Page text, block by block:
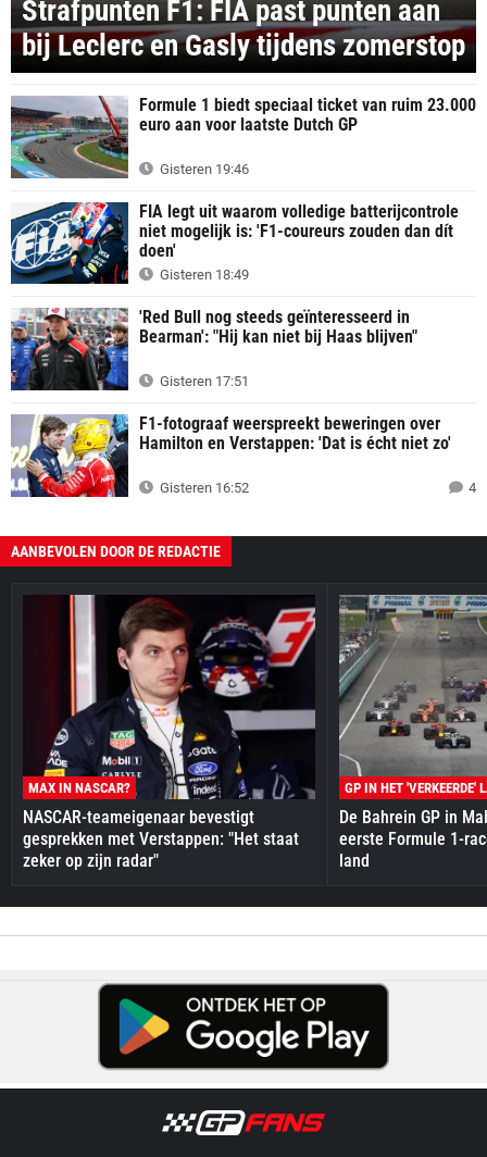
Strafpunten F1: FIA past punten aan
bij Leclerc en Gasly tijdens zomerstop
Formule 1 biedt speciaal ticket van ruim 23.000
euro aan voor laatste Dutch GP
Gisteren 19:46
FIA legt uit waarom volledige batterijcontrole
niet mogelijk is: 'F1-coureurs zouden dan dít
doen'
Gisteren 18:49
'Red Bull nog steeds geïnteresseerd in
Bearman': "Hij kan niet bij Haas blijven"
Gisteren 17:51
F1-fotograaf weerspreekt beweringen over
Hamilton en Verstappen: 'Dat is écht niet zo'
Gisteren 16:52 4
AANBEVOLEN DOOR DE REDACTIE
MAX IN NASCAR?
NASCAR-teameigenaar bevestigt
gesprekken met Verstappen: "Het staat
zeker op zijn radar"
GP IN HET 'VERKEERDE'
De Bahrein GP in
eerste Formule 1-
land